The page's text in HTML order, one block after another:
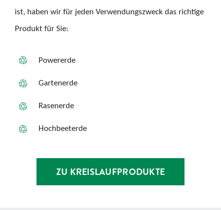
ist, haben wir für jeden Verwendungszweck das richtige
Produkt für Sie:
Powererde
Gartenerde
Rasenerde
Hochbeeterde
ZU KREISLAUFPRODUKTE